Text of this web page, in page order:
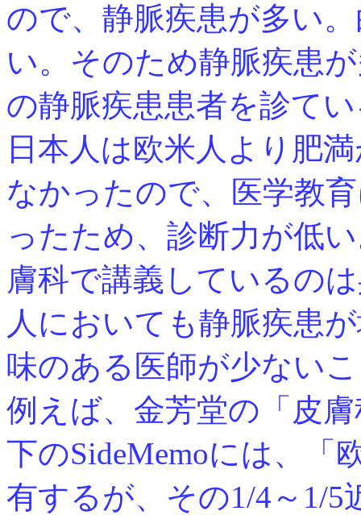
ので、静脈疾患が多い
い。そのため静脈疾患
の静脈疾患患者を診て
日本人は欧米人より肥
なかったので、医学教
ったため、診断力が低
膚科で講義しているの
人においても静脈疾患
味のある医師が少ない
例えば、金芳堂の「皮
下のSideMemoには、「
有するが、その1/4～1/